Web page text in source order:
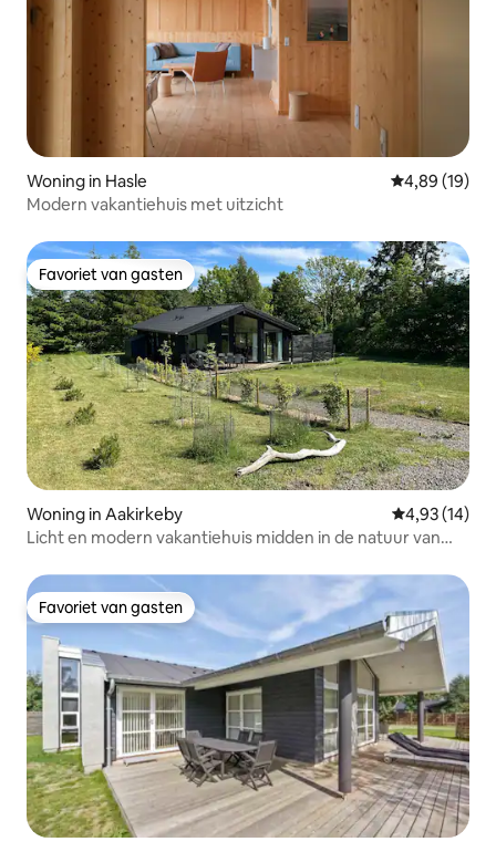
Woning in Hasle Gemiddelde
4,89 (19)
Modern vakantiehuis met uitzicht
Favoriet van gasten
Favoriet van gasten
Woning in Aakirkeby Gemiddelde
4,93 (14)
Licht en modern vakantiehuis midden in de natuur van
Favoriet van gasten
Favoriet van gasten